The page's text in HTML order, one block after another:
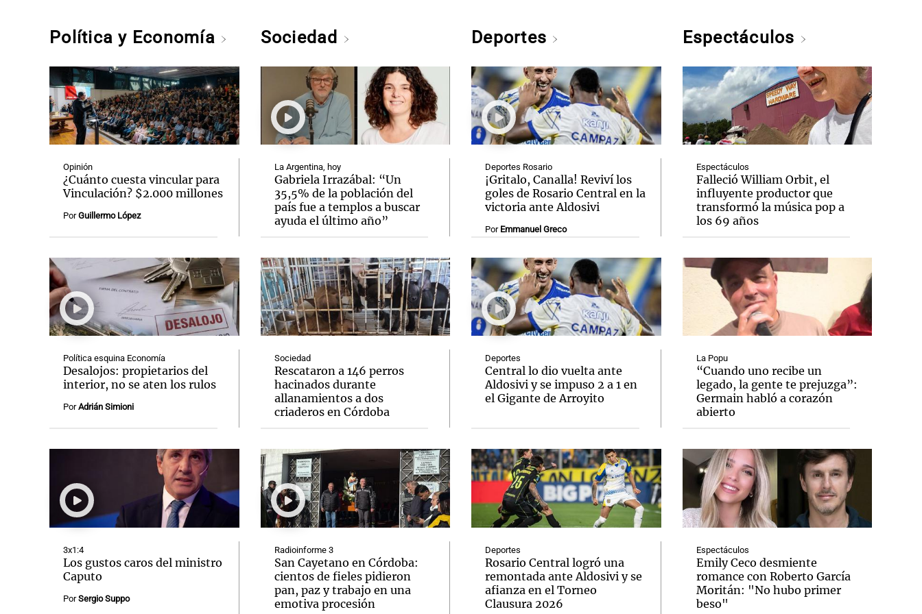
Política y Economía
Opinión
¿Cuánto cuesta vincular para
Vinculación? $2.000 millones
PorGuillermo López
Política esquina Economía
Desalojos: propietarios del
interior, no se aten los rulos
PorAdrián Simioni
3x1:4
Los gustos caros del ministro
Caputo
PorSergio Suppo
Sociedad
La Argentina, hoy
Gabriela Irrazábal: “Un
35,5% de la población del
país fue a templos a buscar
ayuda el último año”
Sociedad
Rescataron a 146 perros
hacinados durante
allanamientos a dos
criaderos en Córdoba
Radioinforme 3
San Cayetano en Córdoba:
cientos de fieles pidieron
pan, paz y trabajo en una
emotiva procesión
Deportes
Deportes Rosario
¡Gritalo, Canalla! Reviví los
goles de Rosario Central en la
victoria ante Aldosivi
Por Emmanuel Greco
Deportes
Central lo dio vuelta ante
Aldosivi y se impuso 2 a 1 en
el Gigante de Arroyito
Deportes
Rosario Central logró una
remontada ante Aldosivi y se
afianza en el Torneo
Clausura 2026
Espectáculos
Espectáculos
Falleció William Orbit, el
influyente productor que
transformó la música pop a
los 69 años
La Popu
“Cuando uno recibe un
legado, la gente te prejuzga”:
Germain habló a corazón
abierto
Espectáculos
Emily Ceco desmiente
romance con Roberto García
Moritán: "No hubo primer
beso"
Notas
El huracán de Arequito
Notas
Cadena 3 en Groenlandia
Notas